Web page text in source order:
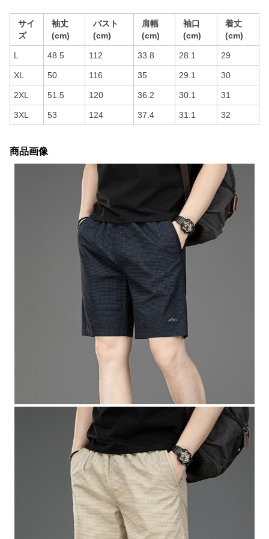
サイ
ズ
袖丈
(cm)
バスト
(cm)
肩幅
(cm)
袖口
(cm)
着丈
(cm)
L 48.5 112 33.8 28.1 29
XL 50 116 35 29.1 30
2XL 51.5 120 36.2 30.1 31
3XL 53 124 37.4 31.1 32
商品画像